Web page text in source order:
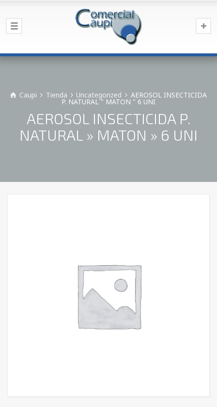
Caupi Tienda Uncategorized AEROSOL INSECTICIDA
P. NATURAL " MATON " 6 UNI
AEROSOL INSECTICIDA P.
NATURAL » MATON » 6 UNI